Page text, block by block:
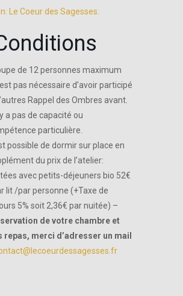
Le Coeur des Sagesses.
de 12 personnes maximum
pas nécessaire d’avoir participé
Rappel des Ombres avant.
a pas de capacité ou
particulière.
possible de dormir sur place en
du prix de l’atelier:
avec petits-déjeuners bio 52€
lit /par personne (+Taxe de
5% soit 2,36€ par nuitée) –
de votre chambre et
repas, merci d’adresser un mail